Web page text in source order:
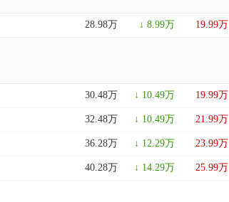
28.98万 ↓ 8.99万 19.99万
30.48万 ↓ 10.49万 19.99万
32.48万 ↓ 10.49万 21.99万
36.28万 ↓ 12.29万 23.99万
40.28万 ↓ 14.29万 25.99万